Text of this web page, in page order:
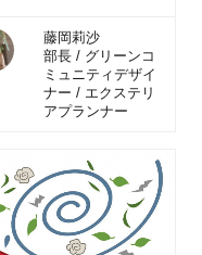
藤岡莉沙
部長 / グリーンコ
ミュニティデザイ
ナー / エクステリ
アプランナー